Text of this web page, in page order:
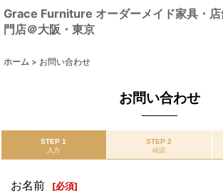
Grace Furniture オーダーメイド家具・店
門店＠大阪・東京
ホーム > お問い合わせ
お問い合わせ
STEP 1
入力
STEP 2
確認
お名前 [必須]